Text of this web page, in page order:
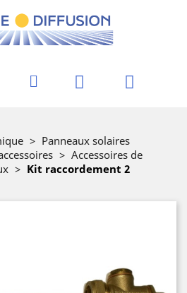
> Panneaux solaires
> Accessoires de
> Kit raccordement 2